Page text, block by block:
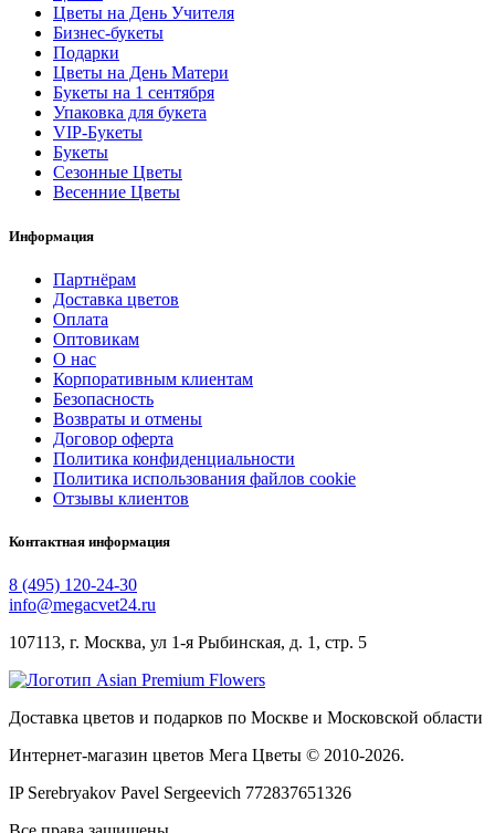
Цветы на День Учителя
Бизнес-букеты
Подарки
Цветы на День Матери
Букеты на 1 сентября
Упаковка для букета
VIP-Букеты
Букеты
Сезонные Цветы
Весенние Цветы
Информация
Партнёрам
Доставка цветов
Оплата
Оптовикам
О нас
Корпоративным клиентам
Безопасность
Возвраты и отмены
Договор оферта
Политика конфиденциальности
Политика использования файлов cookie
Отзывы клиентов
Контактная информация
8 (495) 120-24-30
info@megacvet24.ru
107113, г. Москва, ул 1-я Рыбинская, д. 1, стр. 5
Доставка цветов и подарков по Москве и Московской области
Интернет-магазин цветов Мега Цветы © 2010-2026.
IP Serebryakov Pavel Sergeevich 772837651326